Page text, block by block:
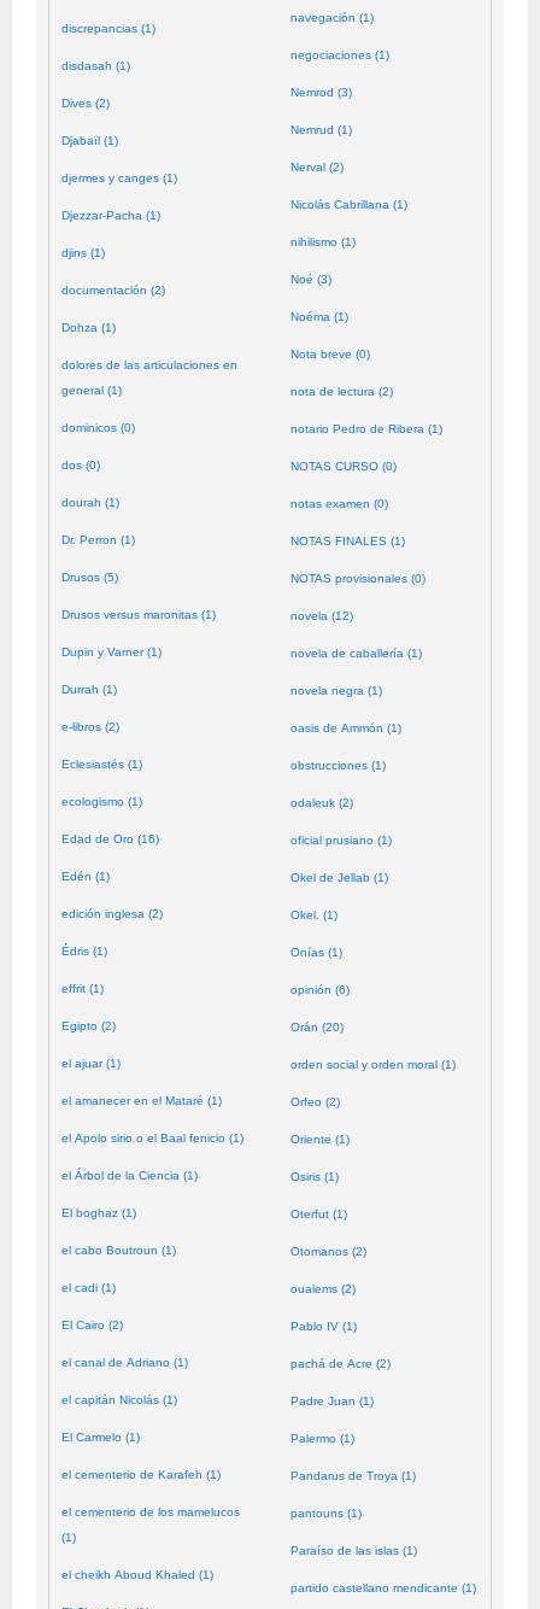
discrepancias (1)
disdasah (1)
Dives (2)
Djabaïl (1)
djermes y canges (1)
Djezzar-Pacha (1)
djins (1)
documentación (2)
Dohza (1)
dolores de las articulaciones en
general (1)
dominicos (0)
dos (0)
dourah (1)
Dr. Perron (1)
Drusos (5)
Drusos versus maronitas (1)
Dupin y Varner (1)
Durrah (1)
e-libros (2)
Eclesiastés (1)
ecologismo (1)
Edad de Oro (16)
Edén (1)
edición inglesa (2)
Édris (1)
effrit (1)
Egipto (2)
el ajuar (1)
el amanecer en el Mataré (1)
el Apolo sirio o el Baal fenicio (1)
el Árbol de la Ciencia (1)
El boghaz (1)
el cabo Boutroun (1)
el cadi (1)
El Cairo (2)
el canal de Adriano (1)
el capitán Nicolás (1)
El Carmelo (1)
el cementerio de Karafeh (1)
el cementerio de los mamelucos
(1)
el cheikh Aboud Khaled (1)
navegación (1)
negociaciones (1)
Nemrod (3)
Nemrud (1)
Nerval (2)
Nicolás Cabrillana (1)
nihilismo (1)
Noé (3)
Noéma (1)
Nota breve (0)
nota de lectura (2)
notario Pedro de Ribera (1)
NOTAS CURSO (0)
notas examen (0)
NOTAS FINALES (1)
NOTAS provisionales (0)
novela (12)
novela de caballería (1)
novela negra (1)
oasis de Ammón (1)
obstrucciones (1)
odaleuk (2)
oficial prusiano (1)
Okel de Jellab (1)
Okel. (1)
Onías (1)
opinión (6)
Orán (20)
orden social y orden moral (1)
Orfeo (2)
Oriente (1)
Osiris (1)
Oterfut (1)
Otomanos (2)
oualems (2)
Pablo IV (1)
pachá de Acre (2)
Padre Juan (1)
Palermo (1)
Pandarus de Troya (1)
pantouns (1)
Paraíso de las islas (1)
partido castellano mendicante (1)